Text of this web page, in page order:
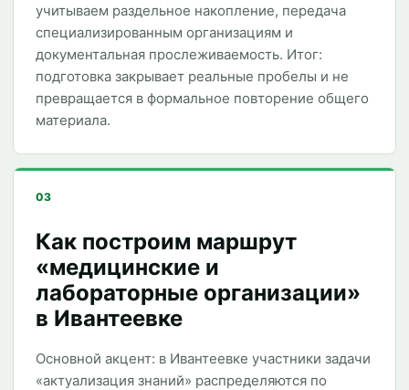
учитываем раздельное накопление, передача
специализированным организациям и
документальная прослеживаемость. Итог:
подготовка закрывает реальные пробелы и не
превращается в формальное повторение общего
материала.
03
Как построим маршрут
«медицинские и
лабораторные организации»
в Ивантеевке
Основной акцент: в Ивантеевке участники задачи
«актуализация знаний» распределяются по